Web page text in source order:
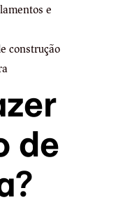
e
construção
de